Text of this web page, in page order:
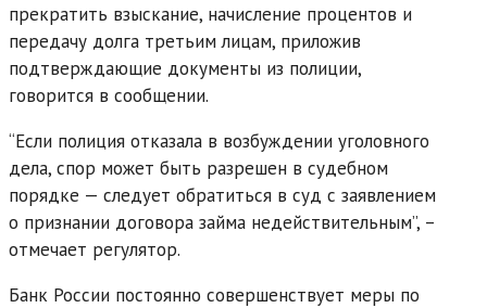
прекратить взыскание, начисление процентов и
передачу долга третьим лицам, приложив
подтверждающие документы из полиции,
говорится в сообщении.
“Если полиция отказала в возбуждении уголовного
дела, спор может быть разрешен в судебном
порядке — следует обратиться в суд с заявлением
о признании договора займа недействительным”, –
отмечает регулятор.
Банк России постоянно совершенствует меры по